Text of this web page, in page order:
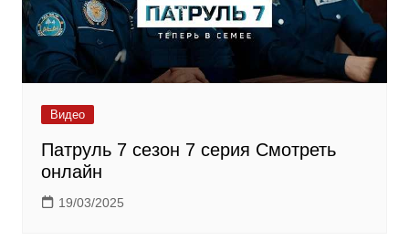
Видео
Патруль 7 сезон 7 серия Смотреть
онлайн
19/03/2025